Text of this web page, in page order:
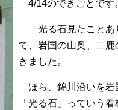
4/14のできごとです
「光る石見たことあ
て、岩国の山奥、二
きました。
ほら、錦川沿いを岩
「光る石」っていう